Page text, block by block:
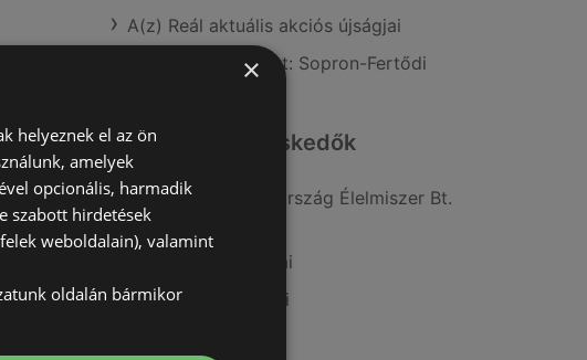
A(z) Reál aktuális akciós újságjai
A(z) CBA üzletei itt: Sopron-Fertődi
Hasonló kiskereskedők
A(z) ALDI Magyarország Élelmiszer Bt.
ajánlatai
A(z) Metro ajánlatai
A(z) Coop ajánlatai
×
helyeznek el az ön
amelyek
opcionális, harmadik
szabott hirdetések
weboldalain), valamint
oldalán bármikor